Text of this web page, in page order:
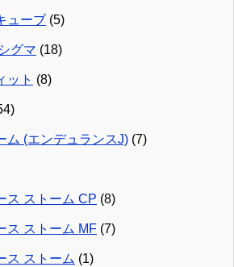
ューブ (5)
グマ (18)
ット (8)
ム (エンデュランスJ) (7)
ス ストーム CP (8)
ス ストーム MF (7)
ス ストーム (1)